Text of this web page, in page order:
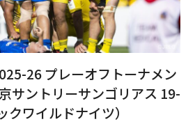
26 プレーオフトーナメン
サントリーサンゴリアス 19-
ワイルドナイツ）